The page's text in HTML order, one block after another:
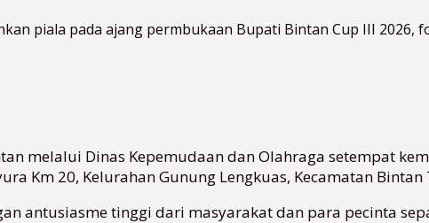
piala pada ajang permbukaan Bupati Bintan Cup III 2026,
melalui Dinas Kepemudaan dan Olahraga setempat
Km 20, Kelurahan Gunung Lengkuas, Kecamatan Bintan
antusiasme tinggi dari masyarakat dan para pecinta